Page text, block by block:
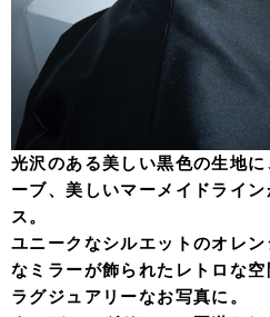
光沢のある美しい黒色の生地
ーブ、美しいマーメイドライ
ス。
ユニークなシルエットのオレ
なミラーが飾られたレトロな空
ラグジュアリーなお写真に。